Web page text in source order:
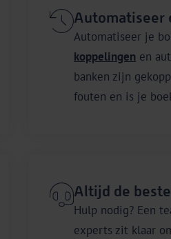
Automatiseer
Automatiseer je
koppelingen en
banken zijn
fouten en is je
Altijd de
Hulp nodig? Een
experts zit klaar